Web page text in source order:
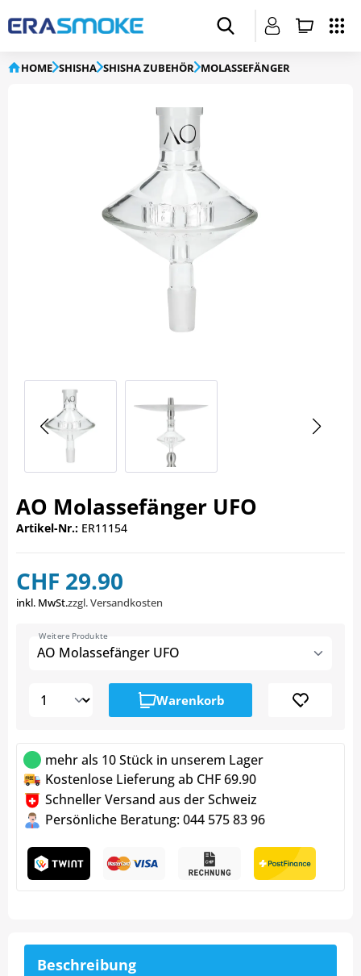
HOME SHISHA SHISHA ZUBEHÖR MOLASSEFÄNGER
AO Molassefänger UFO
Artikel-Nr.: ER11154
CHF 29.90
inkl. MwSt.zzgl. Versandkosten
AO Molassefänger UFO
Weitere Produkte
Warenkorb
mehr als 10 Stück in unserem Lager
Kostenlose Lieferung ab CHF 69.90
Schneller Versand aus der Schweiz
Persönliche Beratung: 044 575 83 96
Beschreibung